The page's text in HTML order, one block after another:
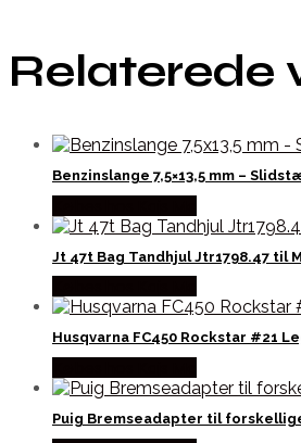
Relaterede
Benzinslange 7,5×13,5 mm –
Jt 47t Bag Tandhjul Jtr1798.47 til
Husqvarna FC450 Rockstar #21
Puig Bremseadapter til